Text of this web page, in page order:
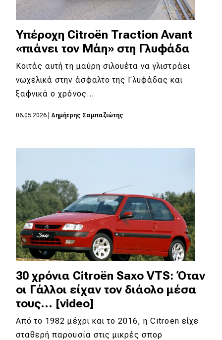
Υπέροχη Citroën Traction Avant
«πιάνει τον Μάη» στη Γλυφάδα
Κοιτάς αυτή τη μαύρη σιλουέτα να γλιστράει
νωχελικά στην άσφαλτο της Γλυφάδας και
ξαφνικά ο χρόνος…
06.05.2026 Δημήτρης Σαμπαζιώτης
30 χρόνια Citroën Saxo VTS: Όταν
οι Γάλλοι είχαν τον διάολο μέσα
τους… [video]
Από το 1982 μέχρι και το 2016, η Citroën είχε
σταθερή παρουσία στις μικρές σπορ